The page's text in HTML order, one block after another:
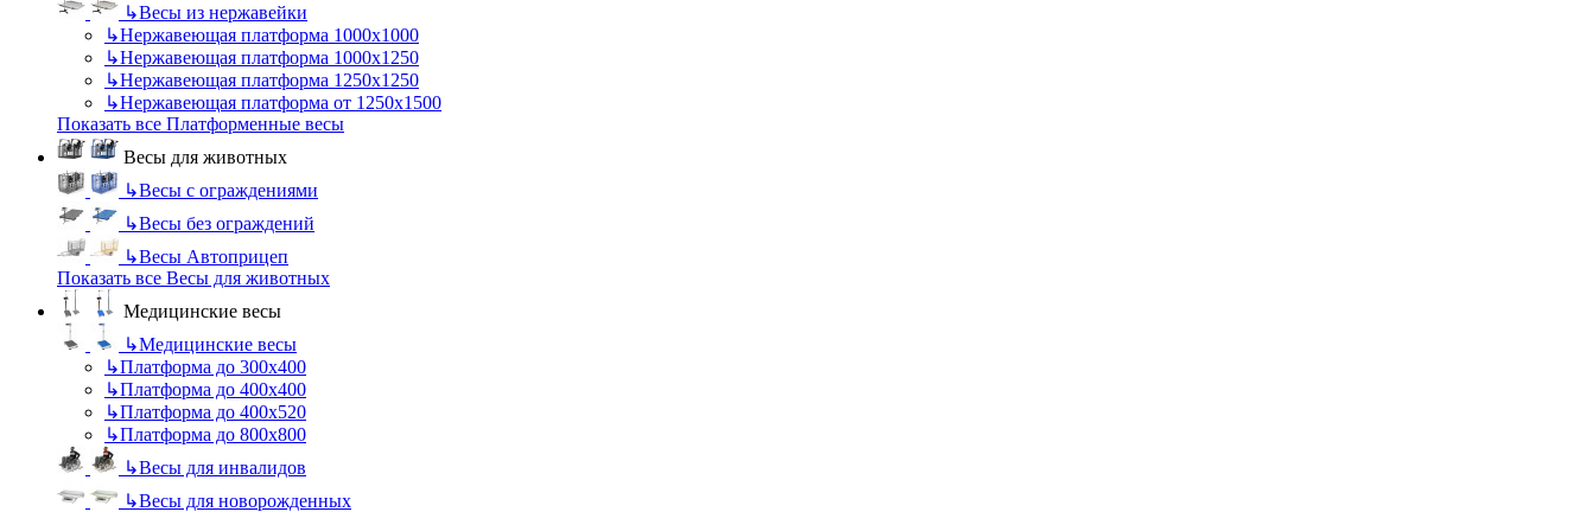
↳Весы из нержавейки
↳Нержавеющая платформа 1000х1000
↳Нержавеющая платформа 1000х1250
↳Нержавеющая платформа 1250х1250
↳Нержавеющая платформа от 1250х1500
Показать все Платформенные весы
Весы для животных
↳Весы с ограждениями
↳Весы без ограждений
↳Весы Автоприцеп
Показать все Весы для животных
Медицинские весы
↳Медицинские весы
↳Платформа до 300х400
↳Платформа до 400х400
↳Платформа до 400х520
↳Платформа до 800х800
↳Весы для инвалидов
↳Весы для новорожденных